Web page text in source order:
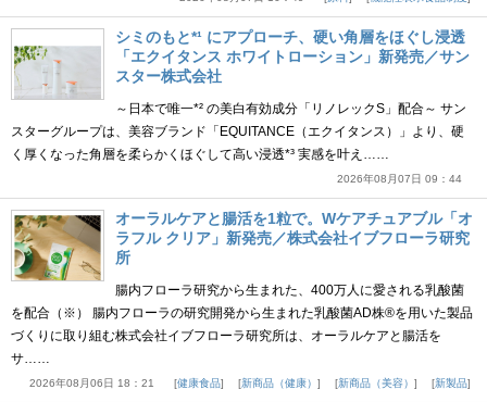
シミのもと*¹ にアプローチ、硬い角層をほぐし浸透
「エクイタンス ホワイトローション」新発売／サン
スター株式会社
～日本で唯一*² の美白有効成分「リノレックS」配合～ サン
スターグループは、美容ブランド「EQUITANCE（エクイタンス）」より、硬
く厚くなった角層を柔らかくほぐして高い浸透*³ 実感を叶え……
2026年08月07日 09：44
オーラルケアと腸活を1粒で。Wケアチュアブル「オ
ラフル クリア」新発売／株式会社イブフローラ研究
所
腸内フローラ研究から生まれた、400万人に愛される乳酸菌
を配合（※） 腸内フローラの研究開発から生まれた乳酸菌AD株®を用いた製品
づくりに取り組む株式会社イブフローラ研究所は、オーラルケアと腸活を
サ……
2026年08月06日 18：21 健康食品 新商品（健康） 新商品（美容） 新製品